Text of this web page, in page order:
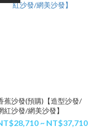
蕉沙發(預購)【造型沙發/
紅沙發/網美沙發】
~ NT$37,710